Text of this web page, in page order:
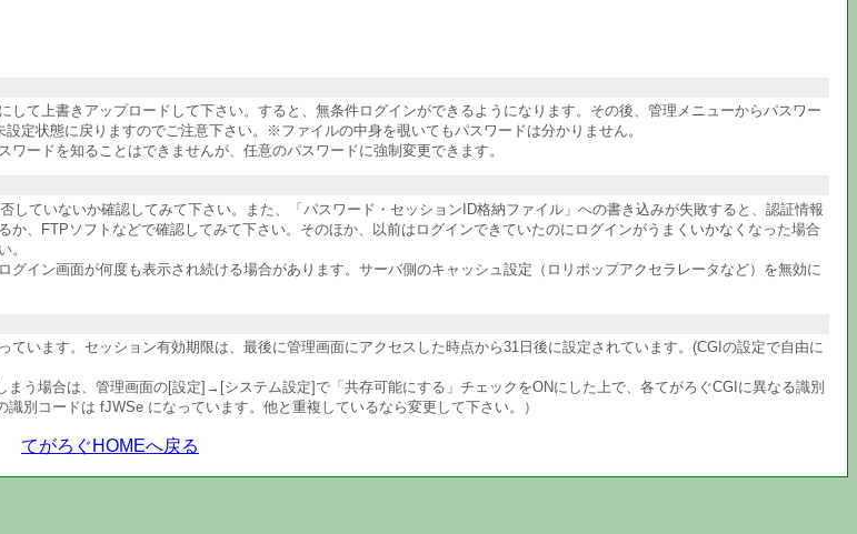
て上書きアップロードして下さい。すると、無条件ログインができるようになります。その後、管理メニューからパスワー
定状態に戻りますのでご注意下さい。※ファイルの中身を覗いてもパスワードは分かりません。
ードを知ることはできませんが、任意のパスワードに強制変更できます。
ていないか確認してみて下さい。また、「パスワード・セッションID格納ファイル」への書き込みが失敗すると、認証情報
、FTPソフトなどで確認してみて下さい。そのほか、以前はログインできていたのにログインがうまくいかなくなった場合
。
イン画面が何度も表示され続ける場合があります。サーバ側のキャッシュ設定（ロリポップアクセラレータなど）を無効に
います。セッション有効期限は、最後に管理画面にアクセスした時点から31日後に設定されています。(CGIの設定で自由に
う場合は、管理画面の[設定]→[システム設定]で「共存可能にする」チェックをONにした上で、各てがろぐCGIに異なる識別
別コードは fJWSe になっています。他と重複しているなら変更して下さい。）
てがろぐHOMEへ戻る